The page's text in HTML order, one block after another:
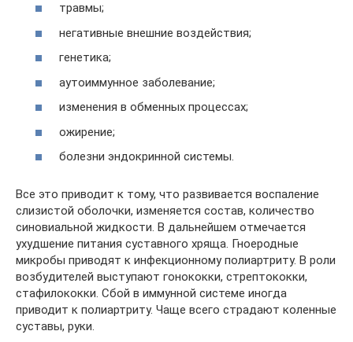
травмы;
негативные внешние воздействия;
генетика;
аутоиммунное заболевание;
изменения в обменных процессах;
ожирение;
болезни эндокринной системы.
Все это приводит к тому, что развивается воспаление
слизистой оболочки, изменяется состав, количество
синовиальной жидкости. В дальнейшем отмечается
ухудшение питания суставного хряща. Гноеродные
микробы приводят к инфекционному полиартриту. В роли
возбудителей выступают гонококки, стрептококки,
стафилококки. Сбой в иммунной системе иногда
приводит к полиартриту. Чаще всего страдают коленные
суставы, руки.